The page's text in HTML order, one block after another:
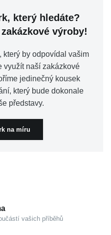
který hledáte?
výroby!
který by odpovídal vašim
využít naší zakázkové
jedinečný kousek
který bude dokonale
představy.
na míru
vašich příběhů